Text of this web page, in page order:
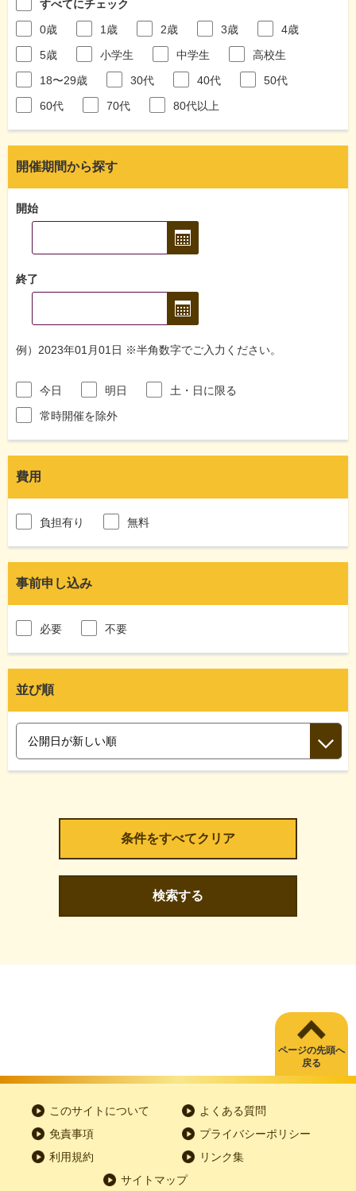
すべてにチェック
0歳
1歳 2歳 3歳
4歳
5歳
小学生 中学生
高校生
18〜29歳
30代 40代
50代
60代
70代 80代以上
開催期間から探す
開始
終了
例）2023年01月01日 ※半角数字でご入力ください。
今日 明日
土・日に限る
常時開催を除外
費用
負担有り 無料
事前申し込み
必要 不要
並び順
検索する
ページの先頭へ
戻る
このサイトについて
よくある質問
免責事項
プライバシーポリシー
利用規約
リンク集
サイトマップ